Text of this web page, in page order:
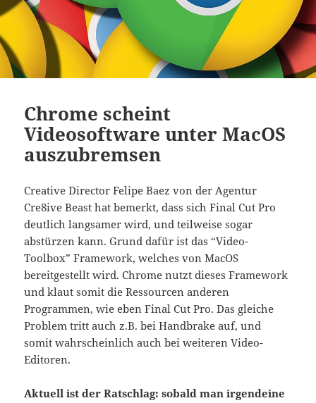
Chrome scheint
Videosoftware unter MacOS
auszubremsen
Creative Director Felipe Baez von der Agentur
Cre8ive Beast hat bemerkt, dass sich Final Cut Pro
deutlich langsamer wird, und teilweise sogar
abstürzen kann. Grund dafür ist das “Video-
Toolbox” Framework, welches von MacOS
bereitgestellt wird. Chrome nutzt dieses Framework
und klaut somit die Ressourcen anderen
Programmen, wie eben Final Cut Pro. Das gleiche
Problem tritt auch z.B. bei Handbrake auf, und
somit wahrscheinlich auch bei weiteren Video-
Editoren.
Aktuell ist der Ratschlag: sobald man irgendeine